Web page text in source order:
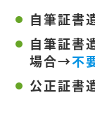
自筆証書
自筆証書
場合→不
公正証書